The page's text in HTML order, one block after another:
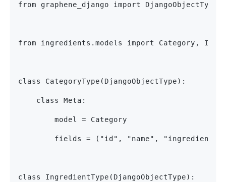
from graphene_django import DjangoObjectType
from ingredients.models import Category,
class CategoryType(DjangoObjectType):
    class Meta:
        model = Category
fields = ("id", "name",
class IngredientType(DjangoObjectType):